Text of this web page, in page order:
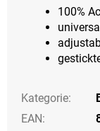
100%
Kategorie:
EAN: